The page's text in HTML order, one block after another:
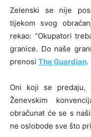
Zelenski se nije
tijekom svog
rekao: “Okupatori
granice. Do naše
prenosi The Guardian.
Oni koji se
Ženevskim
obračunat će se s
ne oslobode sve što